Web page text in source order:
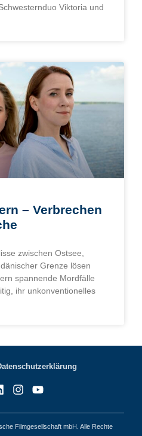
Viktoria und
– Verbrechen
zwischen Ostsee,
Grenze lösen
spannende Mordfälle
ihr unkonventionelles
Filmgesellschaft mbH. Alle Rechte